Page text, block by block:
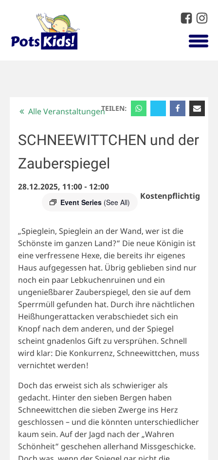
TEILEN:
Alle Veranstaltungen
SCHNEEWITTCHEN und der
Zauberspiegel
28.12.2025, 11:00- 12:00
Event Series (See All)
Kostenpflichtig
„Spieglein, Spieglein an der Wand, wer ist die
Schönste im ganzen Land?“ Die neue Königin ist
eine verfressene Hexe, die bereits ihr eigenes
Haus aufgegessen hat. Übrig geblieben sind nur
noch ein paar Lebkuchenruinen und ein
ungenießbarer Zauberspiegel, den sie auf dem
Sperrmüll gefunden hat. Durch ihre nächtlichen
Heißhungerattacken verabschiedet sich ein
Knopf nach dem anderen, und der Spiegel
scheint gnadenlos Gift zu versprühen. Schnell
wird klar: Die Konkurrenz, Schneewittchen, muss
vernichtet werden!
Doch das erweist sich als schwieriger als
gedacht. Hinter den sieben Bergen haben
Schneewittchen die sieben Zwerge ins Herz
geschlossen – und die könnten unterschiedlicher
kaum sein. Auf der Jagd nach der „Wahren
Schönheit“ geschehen allerhand Missgeschicke.